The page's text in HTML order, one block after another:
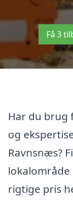
Få 3
Har du brug
og
Ravnsnæs?
rigtige pris